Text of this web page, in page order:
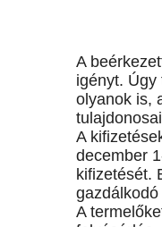
A
igényt.
olyanok is,
A
december
kifizetését.
A